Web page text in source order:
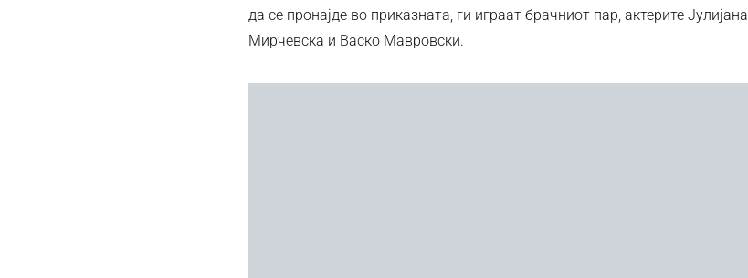
да се пронајде во приказната, ги играат брачниот пар, актерите Јулијана
Мирчевска и Васко Мавровски.